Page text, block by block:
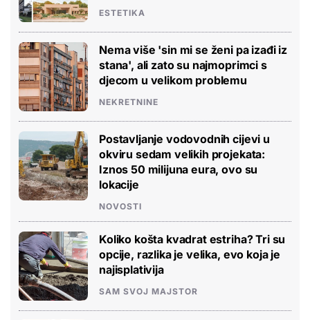
ESTETIKA
Nema više 'sin mi se ženi pa izađi iz
stana', ali zato su najmoprimci s
djecom u velikom problemu
NEKRETNINE
Postavljanje vodovodnih cijevi u
okviru sedam velikih projekata:
Iznos 50 milijuna eura, ovo su
lokacije
NOVOSTI
Koliko košta kvadrat estriha? Tri su
opcije, razlika je velika, evo koja je
najisplativija
SAM SVOJ MAJSTOR